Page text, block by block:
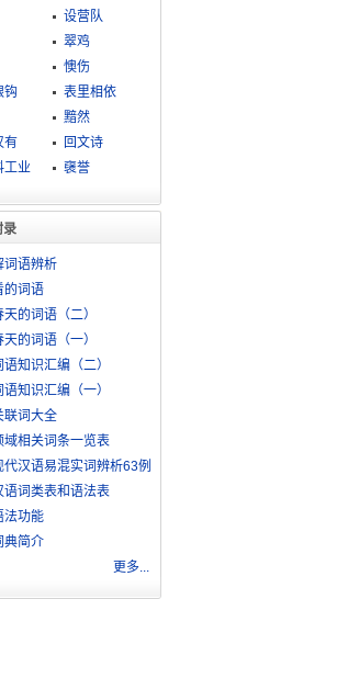
设营队
翠鸡
懊伤
钩
表里相依
黯然
有
回文诗
工业
襃誉
录
词语辨析
的词语
的词语（二）
的词语（一）
知识汇编（二）
知识汇编（一）
联词大全
域相关词条一览表
代汉语易混实词辨析63例
语词类表和语法表
法功能
典简介
更多...